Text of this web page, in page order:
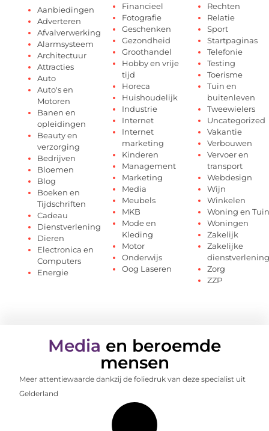
Aanbiedingen
Adverteren
Afvalverwerking
Alarmsysteem
Architectuur
Attracties
Auto
Auto's en
Motoren
Banen en
opleidingen
Beauty en
verzorging
Bedrijven
Bloemen
Blog
Boeken en
Tijdschriften
Cadeau
Dienstverlening
Dieren
Electronica en
Computers
Energie
Financieel
Fotografie
Geschenken
Gezondheid
Groothandel
Hobby en vrije
tijd
Horeca
Huishoudelijk
Industrie
Internet
Internet
marketing
Kinderen
Management
Marketing
Media
Meubels
MKB
Mode en
Kleding
Motor
Onderwijs
Oog Laseren
Rechten
Relatie
Sport
Startpaginas
Telefonie
Testing
Toerisme
Tuin en
buitenleven
Tweewielers
Uncategorized
Vakantie
Verbouwen
Vervoer en
transport
Webdesign
Wijn
Winkelen
Woning en Tuin
Woningen
Zakelijk
Zakelijke
dienstverlening
Zorg
ZZP
Media en beroemde
mensen
Meer attentiewaarde dankzij de foliedruk van deze specialist uit
Gelderland